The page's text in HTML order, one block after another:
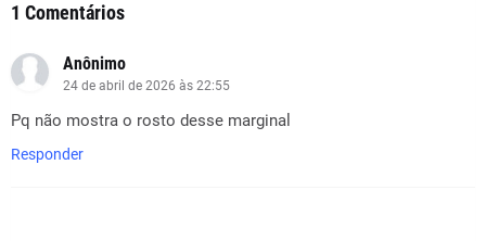
1 Comentários
Anônimo
24 de abril de 2026 às 22:55
Pq não mostra o rosto desse marginal
Responder